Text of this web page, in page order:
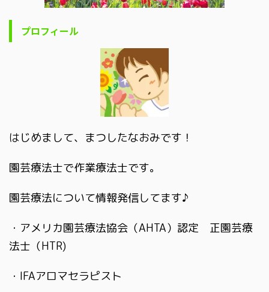
プロフィール
はじめまして、まつしたなおみです！
園芸療法士で作業療法士です。
園芸療法について情報発信してます♪
・アメリカ園芸療法協会（AHTA）認定 正園芸療
法士（HTR)
・IFAアロマセラピスト